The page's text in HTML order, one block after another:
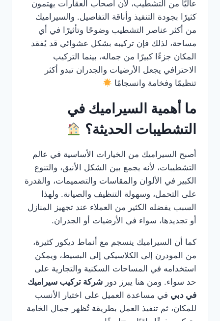
عاليًا من التشطيب، لأن أصحاب العقارات يهتمون
كثيرًا بجودة التنفيذ وأناقة التفاصيل. والسيراميك
من أكثر عناصر التشطيب وضوحًا وتأثيرًا في أي
مساحة، لذلك فإن تركيبه بشكل عشوائي قد يُفقد
المكان جزءًا كبيرًا من جماله، بينما التركيب
الاحترافي يجعل الأرضيات والجدران تبدو أكثر
تنظيمًا وفخامة وانسجامًا
ما أهمية السيراميك في
التشطيبات الحديثة؟
أصبح السيراميك من الخيارات الأساسية في عالم
التشطيبات، لأنه يجمع بين الشكل الأنيق، والتنوع
الكبير في الألوان والمقاسات والتصميمات، والقدرة
على التحمل، وسهولة التنظيف والصيانة. ولهذا
السبب يفضله الكثير من العملاء عند تجهيز المنازل
أو تجديدها، سواء في الأرضيات أو الجدران.
كما أن السيراميك ينسجم مع أنماط ديكور كثيرة،
من المودرن إلى الكلاسيكي إلى البسيط، ويمكن
استخدامه في المساحات السكنية والتجارية على
حد سواء. ومن هنا يبرز دور شركة تركيب سيراميك
في دبي في مساعدة العميل على اختيار الأنسب
للمكان، ثم تنفيذ العمل بطريقة تُظهر جمال الخامة